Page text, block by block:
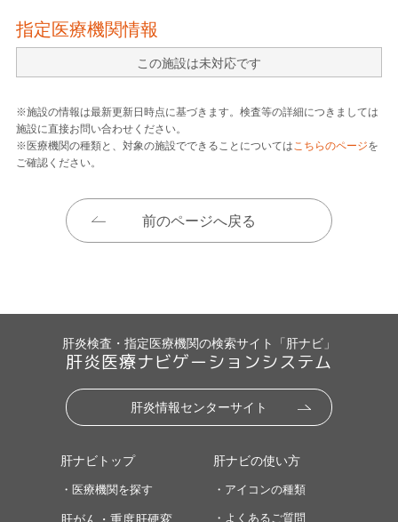
指定医療機関情報
この施設は未対応です
※施設の情報は最新更新日時点に基づきます。検査等の詳細につきましては
施設に直接お問い合わせください。
※医療機関の種類と、対象の施設でできることについてはこちらのページを
ご確認ください。
前のページへ戻る
肝炎検査・指定医療機関の検索サイト「肝ナビ」
肝炎医療ナビゲーションシステム
肝炎情報センターサイト
肝ナビトップ
・医療機関を探す
肝ナビの使い方
・アイコンの種類
・よくあるご質問